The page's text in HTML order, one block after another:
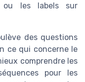
les labels sur
des questions
ce qui concerne le
comprendre les
pour les